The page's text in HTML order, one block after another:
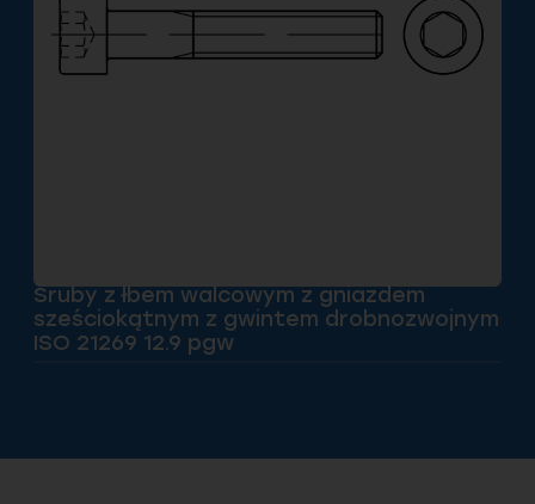
Śruby z łbem walcowym z gniazdem
sześciokątnym z gwintem drobnozwojnym
ISO 21269 12.9 pgw